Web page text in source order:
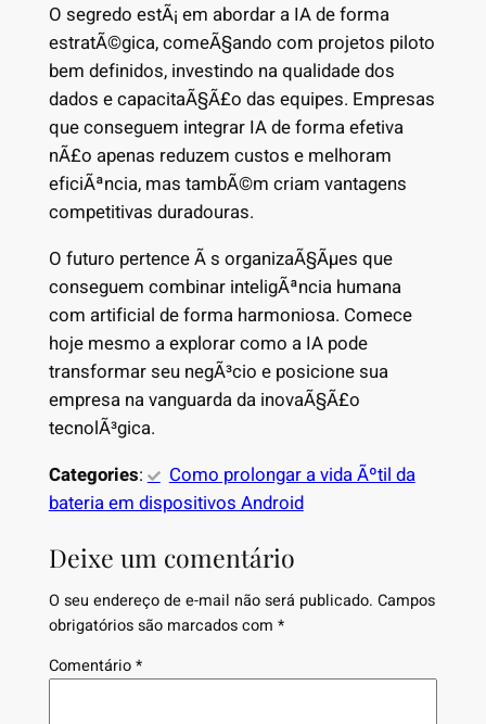
O segredo estÃ¡ em abordar a IA de forma
estratÃ©gica, comeÃ§ando com projetos piloto
bem definidos, investindo na qualidade dos
dados e capacitaÃ§Ã£o das equipes. Empresas
que conseguem integrar IA de forma efetiva
nÃ£o apenas reduzem custos e melhoram
eficiÃªncia, mas tambÃ©m criam vantagens
competitivas duradouras.
O futuro pertence Ã s organizaÃ§Ãµes que
conseguem combinar inteligÃªncia humana
com artificial de forma harmoniosa. Comece
hoje mesmo a explorar como a IA pode
transformar seu negÃ³cio e posicione sua
empresa na vanguarda da inovaÃ§Ã£o
tecnolÃ³gica.
Categories:
Como prolongar a vida Ãºtil da
bateria em dispositivos Android
Deixe um comentário
O seu endereço de e-mail não será publicado. Campos
obrigatórios são marcados com *
Comentário*